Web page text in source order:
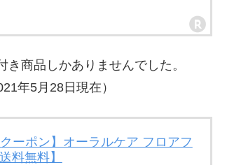
商品しかありませんでした。
年5月28日現在）
ーポン】オーラルケア フロアフ
料無料】